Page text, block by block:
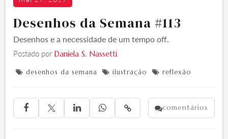
Desenhos da Semana #113
Desenhos e a necessidade de um tempo off.
Postado por Daniela S. Nassetti
 desenhos da semana  ilustração  reflexão
    comentários